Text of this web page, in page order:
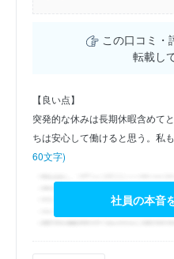
この口コミ・
転載し
【良い点】
突発的な休みは長期休暇含めて
ちは安心して働けると思う。私
60文字)
社員の本音